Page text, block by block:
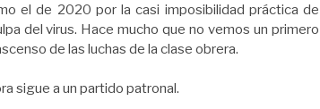
el de 2020 por la casi imposibilidad práctica de
del virus. Hace mucho que no vemos un primero
de las luchas de la clase obrera.
sigue a un partido patronal.